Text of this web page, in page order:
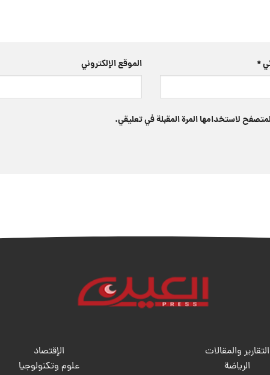
* الموقع الإلكتروني
لاستخدامها المرة المقبلة في تعليقي.
التقارير والمقالات
الریاضة
الإقتصاد
علوم وتكنولوجيا